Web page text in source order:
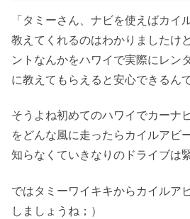
「タミーさん、ナビを使えばカイ
教えてくれるのはわかりましたけ
ントなんかをハワイで実際にレン
に教えてもらえると安心できるん
そうよね初めてのハワイでカーナ
をどんな風に走ったらカイルアビ
知らなくていきなりのドライブは
ではタミーワイキキからカイルア
しましょうね；）